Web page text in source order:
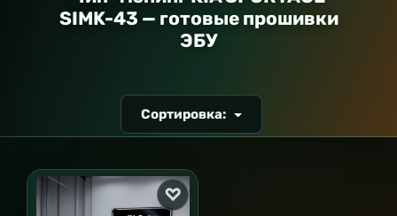
SIMK-43 — готовые прошивки
ЭБУ
Сортировка: